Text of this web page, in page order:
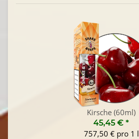
Kirsche (60ml)
45,45 € *
757,50 € pro 1 l